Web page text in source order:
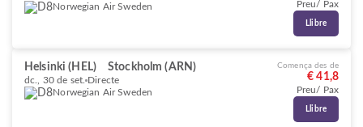
Norwegian Air Sweden
Preu/ Pax
Llibre
Helsinki (HEL) Stockholm (ARN)
dc., 30 de set. Directe
Norwegian Air Sweden
Comença des de
€ 41,8
Preu/ Pax
Llibre